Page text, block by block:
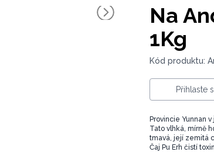
Na
1Kg
Kód produktu:
Přihlaste
Provincie Yunnan
Tato vlhká, mírně
tmavá, její zemitá
Čaj Pu Erh čistí